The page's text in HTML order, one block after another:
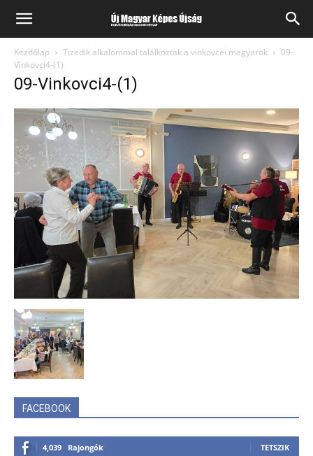
Kezdőlap Tizedik alkalommal találkoztak a vinkovcei magyarok
09-
Vinkovci4-(1)
09-Vinkovci4-(1)
FACEBOOK
4,039 Rajongók TETSZIK